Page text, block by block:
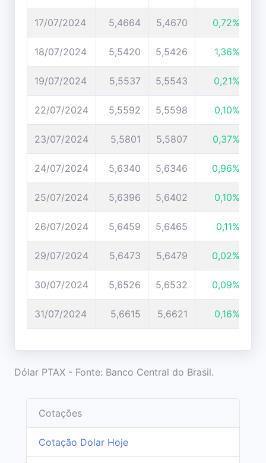
17/07/2024 5,4664 5,4670 0,72%
18/07/2024 5,5420 5,5426 1,36%
19/07/2024 5,5537 5,5543 0,21%
22/07/2024 5,5592 5,5598 0,10%
23/07/2024 5,5801 5,5807 0,37%
24/07/2024 5,6340 5,6346 0,96%
25/07/2024 5,6396 5,6402 0,10%
26/07/2024 5,6459 5,6465 0,11%
29/07/2024 5,6473 5,6479 0,02%
30/07/2024 5,6526 5,6532 0,09%
31/07/2024 5,6615 5,6621 0,16%
Dólar PTAX - Fonte: Banco Central do Brasil.
Cotações
Cotação Dolar Hoje